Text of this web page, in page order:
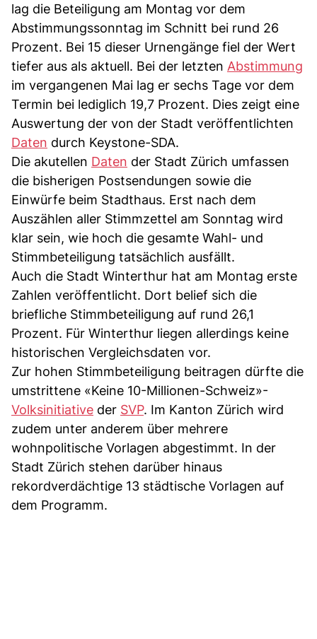
lag die Beteiligung am Montag vor dem
Abstimmungssonntag im Schnitt bei rund 26
Prozent. Bei 15 dieser Urnengänge fiel der Wert
tiefer aus als aktuell. Bei der letzten Abstimmung
im vergangenen Mai lag er sechs Tage vor dem
Termin bei lediglich 19,7 Prozent. Dies zeigt eine
Auswertung der von der Stadt veröffentlichten
Daten durch Keystone-SDA.
Die akutellen Daten der Stadt Zürich umfassen
die bisherigen Postsendungen sowie die
Einwürfe beim Stadthaus. Erst nach dem
Auszählen aller Stimmzettel am Sonntag wird
klar sein, wie hoch die gesamte Wahl- und
Stimmbeteiligung tatsächlich ausfällt.
Auch die Stadt Winterthur hat am Montag erste
Zahlen veröffentlicht. Dort belief sich die
briefliche Stimmbeteiligung auf rund 26,1
Prozent. Für Winterthur liegen allerdings keine
historischen Vergleichsdaten vor.
Zur hohen Stimmbeteiligung beitragen dürfte die
umstrittene «Keine 10-Millionen-Schweiz»-
Volksinitiative der SVP. Im Kanton Zürich wird
zudem unter anderem über mehrere
wohnpolitische Vorlagen abgestimmt. In der
Stadt Zürich stehen darüber hinaus
rekordverdächtige 13 städtische Vorlagen auf
dem Programm.